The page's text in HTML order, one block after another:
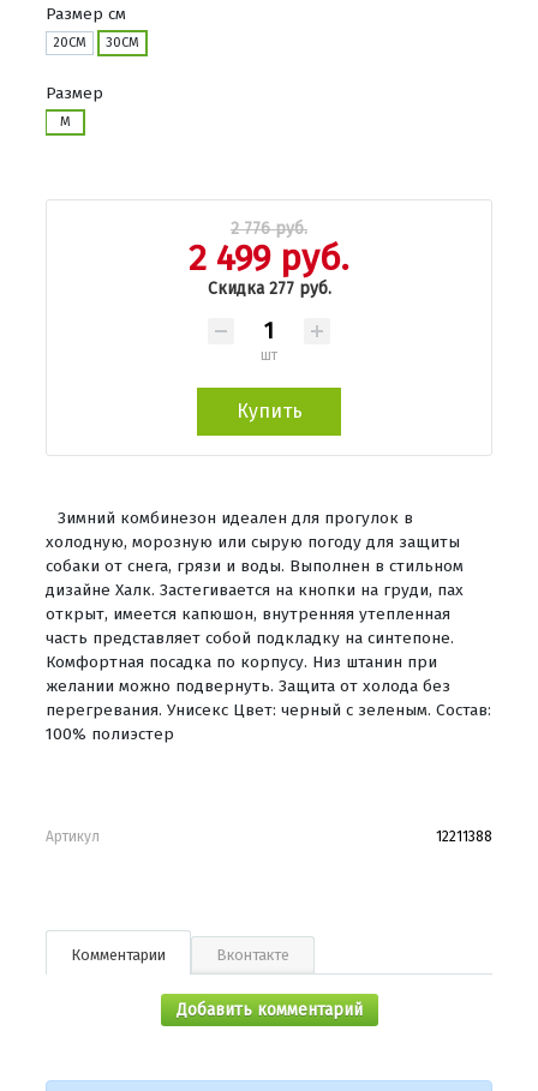
Размер см
20СМ 30СМ
Размер
M
2 776 руб.
2 499 руб.
Скидка 277 руб.
шт
Купить
Зимний комбинезон идеален для прогулок в
холодную, морозную или сырую погоду для защиты
собаки от снега, грязи и воды. Выполнен в стильном
дизайне Халк. Застегивается на кнопки на груди, пах
открыт, имеется капюшон, внутренняя утепленная
часть представляет собой подкладку на синтепоне.
Комфортная посадка по корпусу. Низ штанин при
желании можно подвернуть. Защита от холода без
перегревания. Унисекс Цвет: черный с зеленым. Состав:
100% полиэстер
Артикул 12211388
Комментарии Вконтакте
Добавить комментарий